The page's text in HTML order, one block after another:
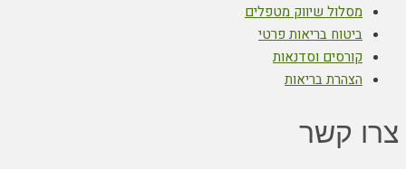
מסלול שיווק מטפלים
ביטוח בריאות פרטי
קורסים וסדנאות
הצהרת בריאות
צרו קשר